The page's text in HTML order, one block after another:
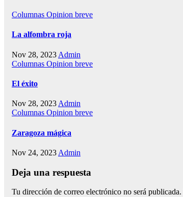
Columnas Opinion breve
La alfombra roja
Nov 28, 2023 Admin
Columnas Opinion breve
El éxito
Nov 28, 2023 Admin
Columnas Opinion breve
Zaragoza mágica
Nov 24, 2023 Admin
Deja una respuesta
Tu dirección de correo electrónico no será publicada.